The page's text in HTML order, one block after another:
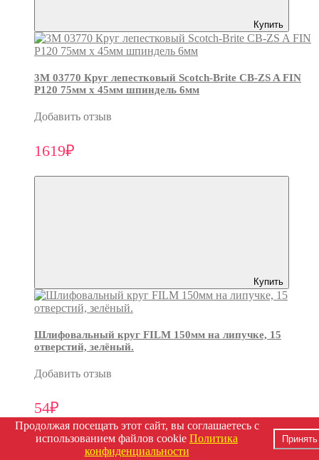
Купить
3М 03770 Круг лепестковый Scotch-Brite CB-ZS A FIN
P120 75мм х 45мм шпиндель 6мм
Добавить отзыв
1619₽
Купить
Шлифовальный круг FILM 150мм на липучке, 15
отверстий, зелёный.
Добавить отзыв
54₽
Продолжая посещать этот сайт, вы соглашаетесь с
использованием файлов cookie Политика
конфиденциальности
Принять